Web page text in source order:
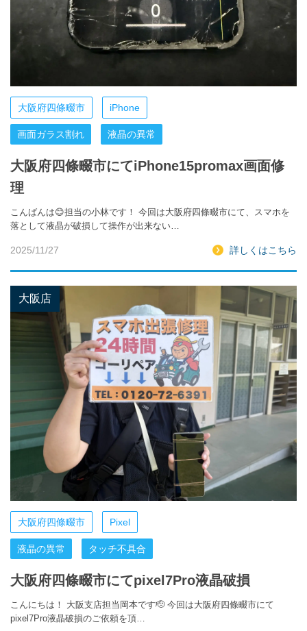
大阪府四條畷市 iPhone
画面ガラス割れ 液晶の異常
大阪府四條畷市にてiPhone15promax画面修
理
こんばんは😊担当の小林です！ 今回は大阪府四條畷市にて、スマホを
落として液晶が破損して操作が出来ない…
2025/11/27 詳しくはこちら
大阪店
大阪府四條畷市 Pixel
液晶の異常 タッチ不具合
大阪府四條畷市にてpixel7Pro液晶破損
こんにちは！ 大阪支店担当岡本です🫡 今回は大阪府四條畷市にて
pixel7Pro液晶破損のご依頼を頂…